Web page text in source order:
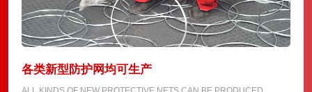
各类新型防护网均可生产